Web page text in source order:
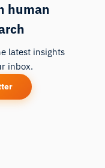
human
latest insights
inbox.